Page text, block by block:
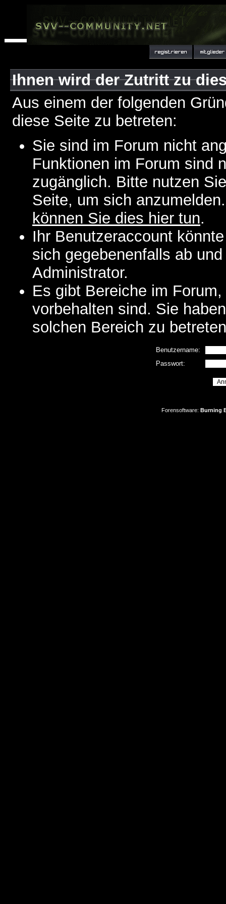
Ihnen wird der Zutritt zu
Aus einem der folgenden
diese Seite zu betreten:
Sie sind im Forum nicht
Funktionen im Forum sind
zugänglich. Bitte nutzen
Seite, um sich
können Sie dies hier tun.
Ihr Benutzeraccount
sich gegebenenfalls ab
Administrator.
Es gibt Bereiche im
vorbehalten sind. Sie
solchen Bereich zu
Benutzername:
Passwort:
Forensoftware: Burning